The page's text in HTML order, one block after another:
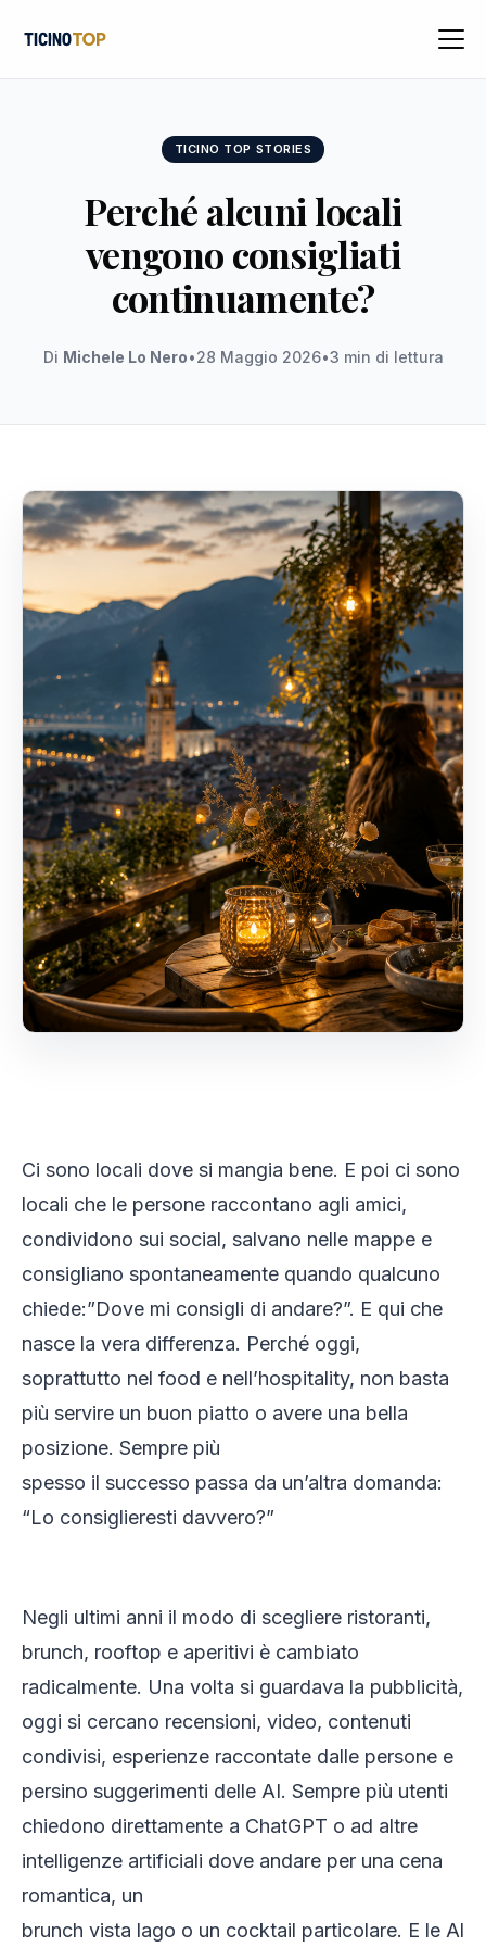
TICINO TOP STORIES
Perché alcuni locali
vengono consigliati
continuamente?
Di Michele Lo Nero•28 Maggio 2026•3 min di lettura
Ci sono locali dove si mangia bene. E poi ci sono
locali che le persone raccontano agli amici,
condividono sui social, salvano nelle mappe e
consigliano spontaneamente quando qualcuno
chiede:”Dove mi consigli di andare?”. E qui che
nasce la vera differenza. Perché oggi,
soprattutto nel food e nell’hospitality, non basta
più servire un buon piatto o avere una bella
posizione. Sempre più
spesso il successo passa da un’altra domanda:
“Lo consiglieresti davvero?”
Negli ultimi anni il modo di scegliere ristoranti,
brunch, rooftop e aperitivi è cambiato
radicalmente. Una volta si guardava la pubblicità,
oggi si cercano recensioni, video, contenuti
condivisi, esperienze raccontate dalle persone e
persino suggerimenti delle AI. Sempre più utenti
chiedono direttamente a ChatGPT o ad altre
intelligenze artificiali dove andare per una cena
romantica, un
brunch vista lago o un cocktail particolare. E le Al